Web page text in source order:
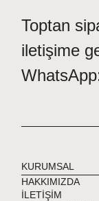
Toptan
iletişime
KURUMSAL
HAKKIMIZDA
İLETİŞİM